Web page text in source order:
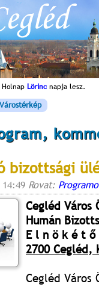
Lörinc napja lesz.
Várostérkép
bizottsági
Rovat:
Cegléd Város
Humán
E l n ö k é t ő
2700 Cegléd,
Cegléd Város